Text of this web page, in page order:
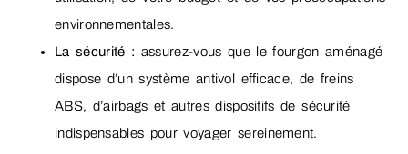
environnementales.
La sécurité : assurez-vous que le fourgon aménagé
dispose d’un système antivol efficace, de freins
ABS, d’airbags et autres dispositifs de sécurité
indispensables pour voyager sereinement.